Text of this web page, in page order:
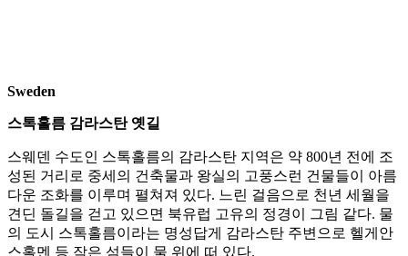
Sweden
스톡홀름 감라스탄 옛길
스웨덴 수도인 스톡홀름의 감라스탄 지역은 약 800년 전에 조
성된 거리로 중세의 건축물과 왕실의 고풍스런 건물들이 아름
다운 조화를 이루며 펼쳐져 있다. 느린 걸음으로 천년 세월을
견딘 돌길을 걷고 있으면 북유럽 고유의 정경이 그림 같다. 물
의 도시 스톡홀름이라는 명성답게 감라스탄 주변으로 헬게안
스홀멘 등 작은 섬들이 물 위에 떠 있다.